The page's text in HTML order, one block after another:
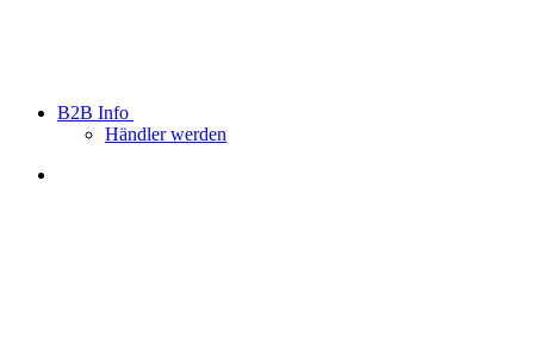
B2B Info
Händler werden